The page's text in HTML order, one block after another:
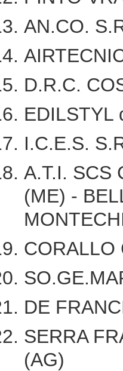
AN.CO.
D.R.C.
EDILSTYL
I.C.E.S.
A.T.I. SCS
(ME) -
CORALLO
DE
SERRA
(AG)